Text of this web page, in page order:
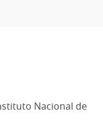
Nacional de